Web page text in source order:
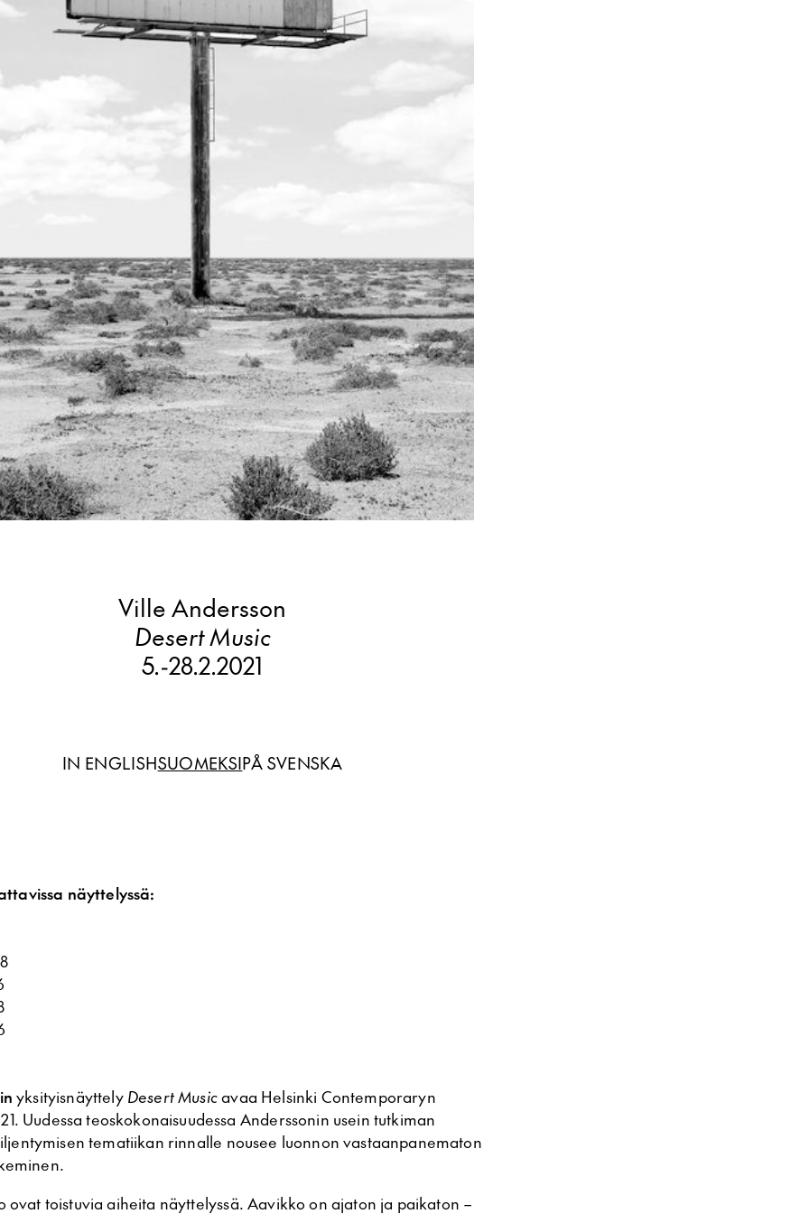
Ville Andersson
Desert Music
5.-28.2.2021
IN ENGLISHSUOMEKSIPÅ SVENSKA
näyttelyssä:
yksityisnäyttely Desert Musicavaa Helsinki Contemporaryn
Uudessa teoskokonaisuudessa Anderssonin usein tutkiman
tematiikan rinnalle nousee luonnon vastaanpanematon
ovat toistuvia aiheita näyttelyssä. Aavikko on ajaton ja paikaton –